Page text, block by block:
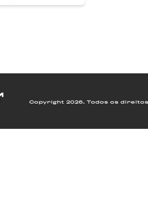
Copyright 2026. Todos os